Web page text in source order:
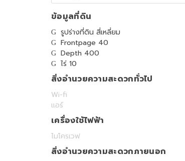
ข้อมูลที่ดิน
รูปร่างที่ดิน สี่เหลี่ยม
Frontpage 40
Depth 400
ไร่ 10
สิ่งอำนวยความสะดวกทั่วไป
Wi-fi
แอร์
เครื่องใช้ไฟฟ้า
ไมโครเวฟ
สิ่งอำนวยความสะดวกภายนอก